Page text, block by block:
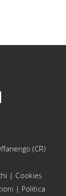
(CR)
| Cookies
| Politica